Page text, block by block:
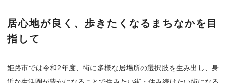
居心地が良く、歩きたくなるまちなかを目
指して
姫路市では令和2年度、街に多様な居場所の選択肢を生み出し、身